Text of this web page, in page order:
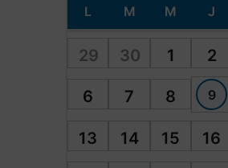
L M M J
29 30 1 2
6 7 8 9
13 14 15 16